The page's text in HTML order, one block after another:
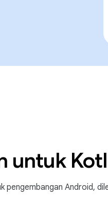
untuk
pengembangan Android,